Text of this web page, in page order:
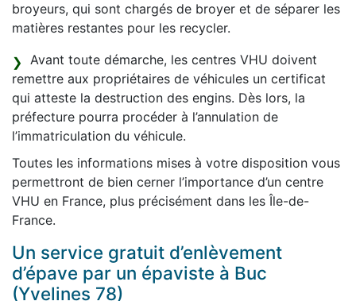
broyeurs, qui sont chargés de broyer et de séparer les
matières restantes pour les recycler.
Avant toute démarche, les centres VHU doivent
remettre aux propriétaires de véhicules un certificat
qui atteste la destruction des engins. Dès lors, la
préfecture pourra procéder à l’annulation de
l’immatriculation du véhicule.
Toutes les informations mises à votre disposition vous
permettront de bien cerner l’importance d’un centre
VHU en France, plus précisément dans les Île-de-
France.
Un service gratuit d’enlèvement
d’épave par un épaviste à Buc
(Yvelines 78)